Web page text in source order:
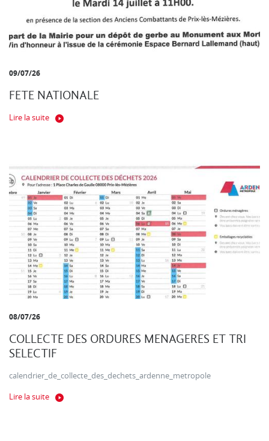
09/07/26
FETE NATIONALE
Lire la suite
08/07/26
COLLECTE DES ORDURES MENAGERES ET TRI
SELECTIF
calendrier_de_collecte_des_dechets_ardenne_metropole
Lire la suite